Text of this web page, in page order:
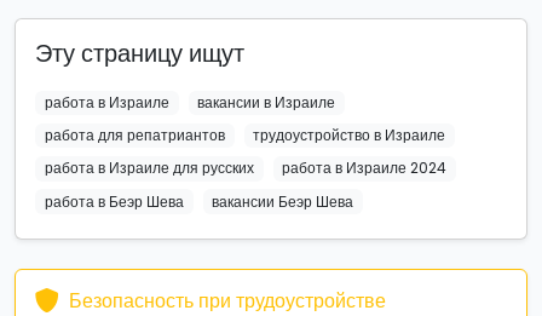
Эту страницу ищут
работа в Израиле
вакансии в Израиле
работа для репатриантов
трудоустройство в Израиле
работа в Израиле для русских
работа в Израиле 2024
работа в Беэр Шева
вакансии Беэр Шева
Безопасность при трудоустройстве